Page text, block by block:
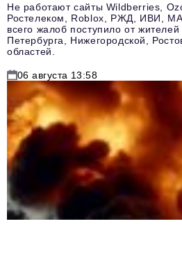
Не работают сайты Wildberries,
Ростелеком, Roblox, РЖД, ИВИ,
всего жалоб поступило от
Петербурга, Нижегородской,
областей.
06 августа 13:58